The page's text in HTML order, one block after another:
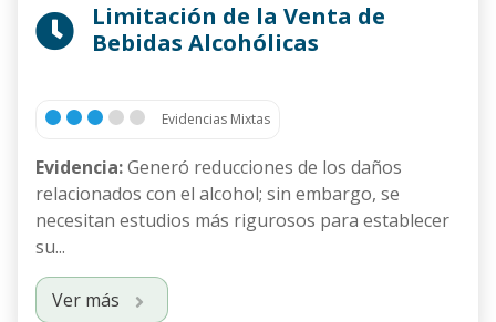
Limitación de la Venta de
Bebidas Alcohólicas
Evidencias Mixtas
Evidencia:Generó reducciones de los daños
relacionados con el alcohol; sin embargo, se
necesitan estudios más rigurosos para establecer
su...
Ver más